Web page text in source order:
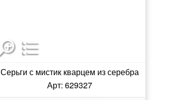
Серьги с мистик кварцем из серебра
Арт: 629327